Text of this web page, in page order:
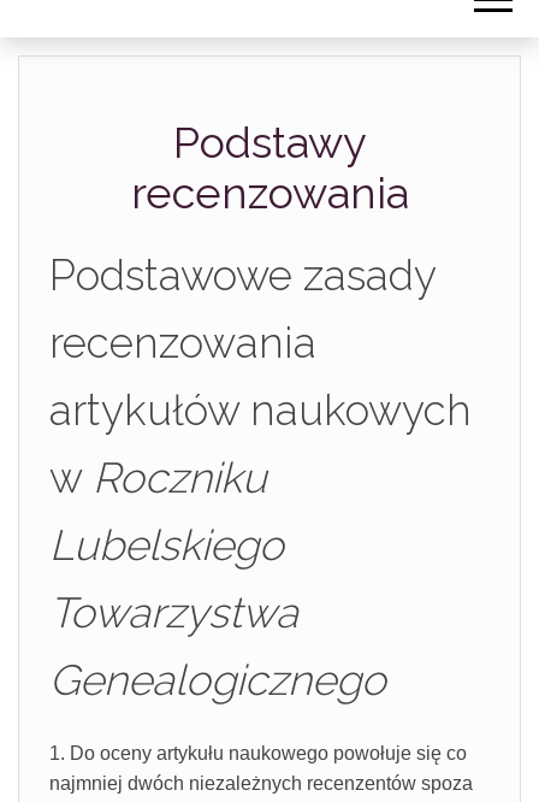
Podstawy
recenzowania
Podstawowe zasady
recenzowania
artykułów naukowych
w Roczniku
Lubelskiego
Towarzystwa
Genealogicznego
1. Do oceny artykułu naukowego powołuje się co
najmniej dwóch niezależnych recenzentów spoza